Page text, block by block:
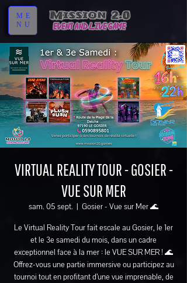
ME
NU
VIRTUAL REALITY TOUR - GOSIER -
VUE SUR MER
sam. 05 sept.
  |
Gosier - Vue sur Mer 🌊
Le Virtual Reality Tour fait escale au Gosier, le 1er
et le 3e samedi du mois, dans un cadre
exceptionnel face à la mer : le VUE SUR MER ! 🌊
Offrez-vous une partie immersive ou participez au
tournoi tout en profitant d’une vue imprenable, de